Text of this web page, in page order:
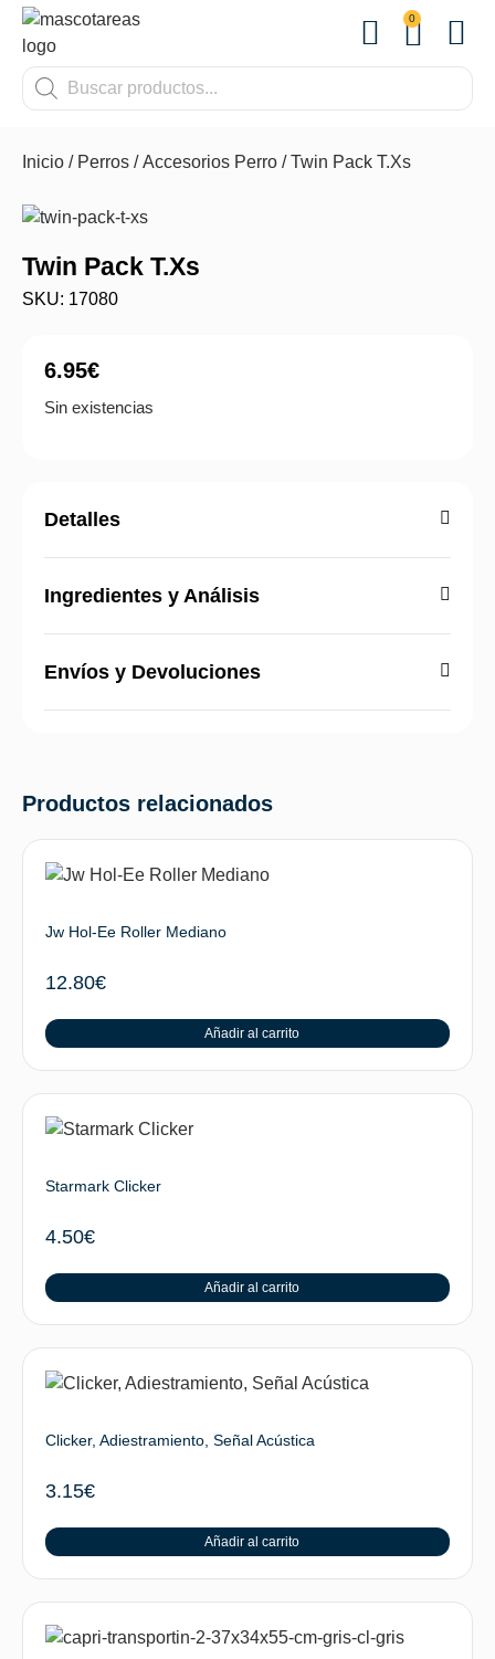
0
Inicio / Perros /Accesorios Perro / Twin Pack T.Xs
Twin Pack T.Xs
SKU: 17080
6.95€
Sin existencias
Detalles
Ingredientes y Análisis
Envíos y Devoluciones
Productos relacionados
Jw Hol-Ee Roller Mediano
12.80€
Añadir al carrito
Starmark Clicker
4.50€
Añadir al carrito
Clicker, Adiestramiento, Señal Acústica
3.15€
Añadir al carrito